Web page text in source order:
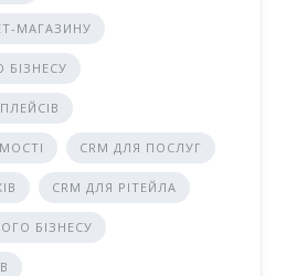
МАГАЗИНУ
БІЗНЕСУ
CRM ДЛЯ ПОСЛУГ
CRM ДЛЯ РІТЕЙЛА
БІЗНЕСУ